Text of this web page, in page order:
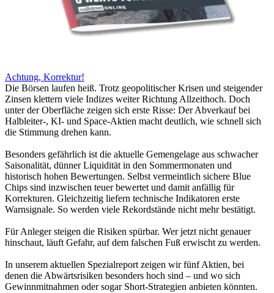
Achtung, Korrektur!
Die Börsen laufen heiß. Trotz geopolitischer Krisen und steigender
Zinsen klettern viele Indizes weiter Richtung Allzeithoch. Doch
unter der Oberfläche zeigen sich erste Risse: Der Abverkauf bei
Halbleiter-, KI- und Space-Aktien macht deutlich, wie schnell sich
die Stimmung drehen kann.
Besonders gefährlich ist die aktuelle Gemengelage aus schwacher
Saisonalität, dünner Liquidität in den Sommermonaten und
historisch hohen Bewertungen. Selbst vermeintlich sichere Blue
Chips sind inzwischen teuer bewertet und damit anfällig für
Korrekturen. Gleichzeitig liefern technische Indikatoren erste
Warnsignale. So werden viele Rekordstände nicht mehr bestätigt.
Für Anleger steigen die Risiken spürbar. Wer jetzt nicht genauer
hinschaut, läuft Gefahr, auf dem falschen Fuß erwischt zu werden.
In unserem aktuellen Spezialreport zeigen wir fünf Aktien, bei
denen die Abwärtsrisiken besonders hoch sind – und wo sich
Gewinnmitnahmen oder sogar Short-Strategien anbieten könnten.